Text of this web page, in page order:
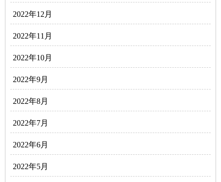
2022年12月
2022年11月
2022年10月
2022年9月
2022年8月
2022年7月
2022年6月
2022年5月